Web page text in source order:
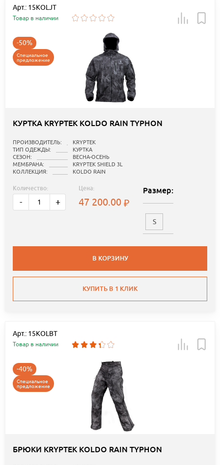
Арт.: 15KOLJT
Товар в наличии
-50%
Специальное
предложение
КУРТКА KRYPTEK KOLDO RAIN TYPHON
ПРОИЗВОДИТЕЛЬ:
KRYPTEK
ТИП ОДЕЖДЫ:
КУРТКА
СЕЗОН:
ВЕСНА-ОСЕНЬ
МЕМБРАНА:
KRYPTEK SHIELD 3L
КОЛЛЕКЦИЯ:
KOLDO RAIN
Количество:
- +
Цена:
47 200.00
Размер:
S
В КОРЗИНУ
КУПИТЬ В 1 КЛИК
Арт.: 15KOLBT
Товар в наличии
-40%
Специальное
предложение
БРЮКИ KRYPTEK KOLDO RAIN TYPHON